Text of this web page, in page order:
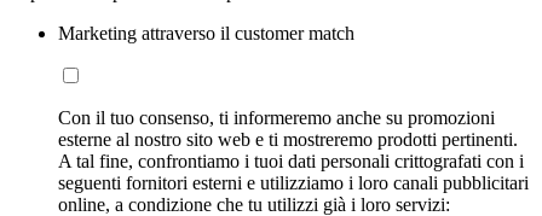
Marketing attraverso il customer match
Con il tuo consenso, ti informeremo anche su promozioni
esterne al nostro sito web e ti mostreremo prodotti pertinenti.
A tal fine, confrontiamo i tuoi dati personali crittografati con i
seguenti fornitori esterni e utilizziamo i loro canali pubblicitari
online, a condizione che tu utilizzi già i loro servizi: